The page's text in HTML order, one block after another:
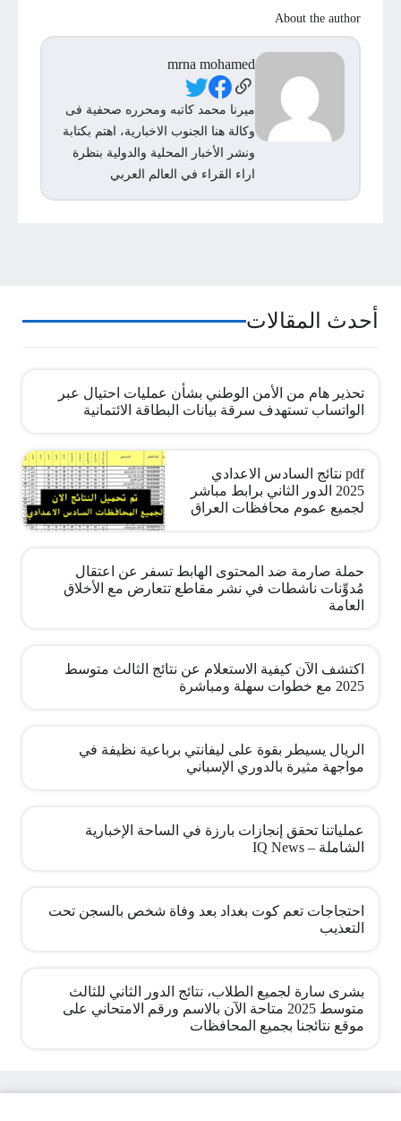
About the author
mrna mohamed
Social Links
ميرنا محمد كاتبه ومحرره صحفية فى
وكالة هنا الجنوب الاخبارية، اهتم بكتابة
ونشر الأخبار المحلية والدولية بنظرة
اراء القراء في العالم العربي
أحدث المقالات
تحذير هام من الأمن الوطني بشأن عمليات احتيال عبر
الواتساب تستهدف سرقة بيانات البطاقة الائتمانية
pdf نتائج السادس الاعدادي
2025 الدور الثاني برابط مباشر
لجميع عموم محافظات العراق
حملة صارمة ضد المحتوى الهابط تسفر عن اعتقال
مُدوِّنات ناشطات في نشر مقاطع تتعارض مع الأخلاق
العامة
اكتشف الآن كيفية الاستعلام عن نتائج الثالث متوسط
2025 مع خطوات سهلة ومباشرة
الريال يسيطر بقوة على ليفانتي برباعية نظيفة في
مواجهة مثيرة بالدوري الإسباني
عملياتنا تحقق إنجازات بارزة في الساحة الإخبارية
الشاملة – IQ News
احتجاجات تعم كوت بغداد بعد وفاة شخص بالسجن تحت
التعذيب
بشرى سارة لجميع الطلاب، نتائج الدور الثاني للثالث
متوسط 2025 متاحة الآن بالاسم ورقم الامتحاني على
موقع نتائجنا بجميع المحافظات